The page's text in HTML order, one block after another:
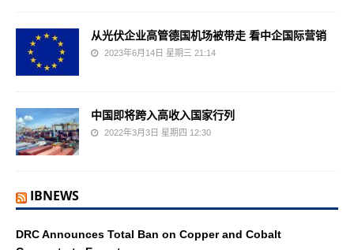
从光伏企业高管德国机场被带走 看中企国际营销
2023年6月14日 星期三 21:14
中国即将跨入高收入国家行列
2022年3月3日 星期四 12:30
IBNEWS
DRC Announces Total Ban on Copper and Cobalt